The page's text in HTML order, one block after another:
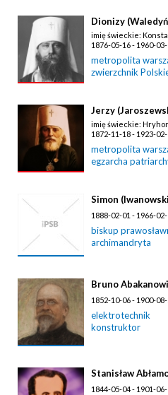
Dionizy
imię świeckie:
1876-05-16 - 1960-
metropolita
zwierzchnik
Jerzy
imię świeckie:
1872-11-18 - 1923-
metropolita
egzarcha
Simon
1888-02-01 - 1966-02-
biskup
archimandryta
Bruno
1852-10-06 - 1900-
elektrotechnik
konstruktor
Stanisław
1844-05-04 - 1901-